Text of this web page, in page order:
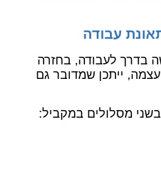
עבודה
בדרך לעבודה, בחזרה
ייתכן שמדובר גם
בשני מסלולים במקביל: